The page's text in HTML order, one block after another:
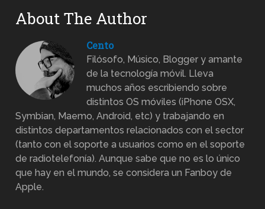
About The Author
Cento
Filósofo, Músico, Blogger y amante
de la tecnología móvil. Lleva
muchos años escribiendo sobre
distintos OS móviles (iPhone OSX,
Symbian, Maemo, Android, etc) y trabajando en
distintos departamentos relacionados con el sector
(tanto con el soporte a usuarios como en el soporte
de radiotelefonía). Aunque sabe que no es lo único
que hay en el mundo, se considera un Fanboy de
Apple.